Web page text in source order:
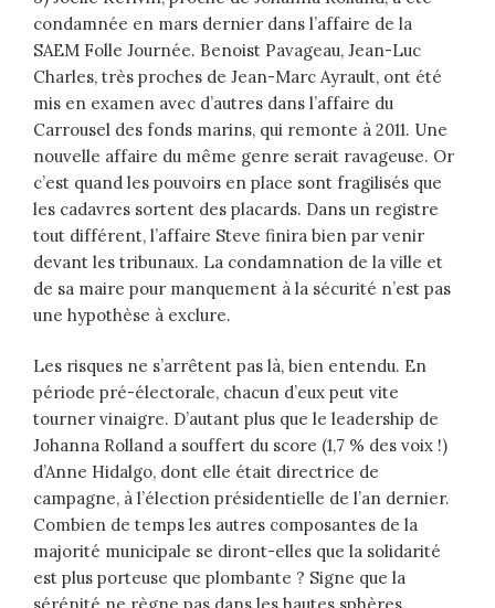
condamnée en mars dernier dans l’affaire de la
SAEM Folle Journée. Benoist Pavageau, Jean-Luc
Charles, très proches de Jean-Marc Ayrault, ont été
mis en examen avec d’autres dans l’affaire du
Carrousel des fonds marins, qui remonte à 2011. Une
nouvelle affaire du même genre serait ravageuse. Or
c’est quand les pouvoirs en place sont fragilisés que
les cadavres sortent des placards. Dans un registre
tout différent, l’affaire Steve finira bien par venir
devant les tribunaux. La condamnation de la ville et
de sa maire pour manquement à la sécurité n’est pas
une hypothèse à exclure.
Les risques ne s’arrêtent pas là, bien entendu. En
période pré-électorale, chacun d’eux peut vite
tourner vinaigre. D’autant plus que le leadership de
Johanna Rolland a souffert du score (1,7 % des voix !)
d’Anne Hidalgo, dont elle était directrice de
campagne, à l’élection présidentielle de l’an dernier.
Combien de temps les autres composantes de la
majorité municipale se diront-elles que la solidarité
est plus porteuse que plombante ? Signe que la